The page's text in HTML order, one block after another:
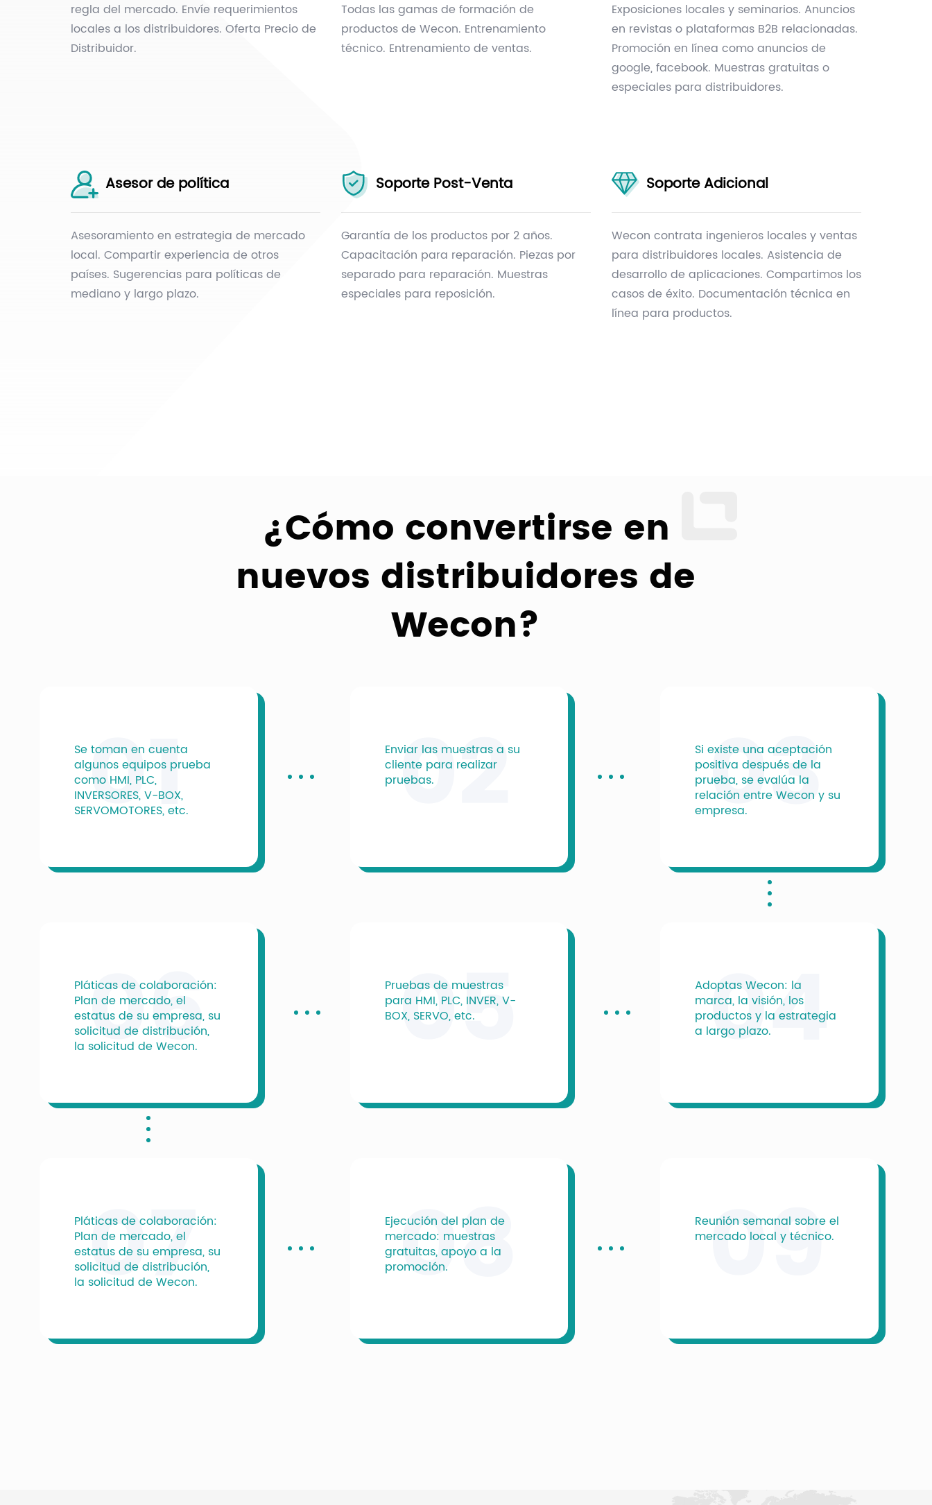
regla del mercado. Envíe requerimientos
locales a los distribuidores. Oferta Precio de
Distribuidor.
Todas las gamas de formación de
productos de Wecon. Entrenamiento
técnico. Entrenamiento de ventas.
Exposiciones locales y seminarios. Anuncios
en revistas o plataformas B2B relacionadas.
Promoción en línea como anuncios de
google, facebook. Muestras gratuitas o
especiales para distribuidores.
Asesor de política
Asesoramiento en estrategia de mercado
local. Compartir experiencia de otros
países. Sugerencias para políticas de
mediano y largo plazo.
Soporte Post-Venta
Garantía de los productos por 2 años.
Capacitación para reparación. Piezas por
separado para reparación. Muestras
especiales para reposición.
Soporte Adicional
Wecon contrata ingenieros locales y ventas
para distribuidores locales. Asistencia de
desarrollo de aplicaciones. Compartimos los
casos de éxito. Documentación técnica en
línea para productos.
¿Cómo convertirse en
nuevos distribuidores de
Wecon?
01
Se toman en cuenta
algunos equipos prueba
como HMI, PLC,
INVERSORES, V-BOX,
SERVOMOTORES, etc.
02
Enviar las muestras a su
cliente para realizar
pruebas.
03
Si existe una aceptación
positiva después de la
prueba, se evalúa la
relación entre Wecon y su
empresa.
06
Pláticas de colaboración:
Plan de mercado, el
estatus de su empresa, su
solicitud de distribución,
la solicitud de Wecon.
05
Pruebas de muestras
para HMI, PLC, INVER, V-
BOX, SERVO, etc.
04
Adoptas Wecon: la
marca, la visión, los
productos y la estrategia
a largo plazo.
07
Pláticas de colaboración:
Plan de mercado, el
estatus de su empresa, su
solicitud de distribución,
la solicitud de Wecon.
08
Ejecución del plan de
mercado: muestras
gratuitas, apoyo a la
promoción.
09
Reunión semanal sobre el
mercado local y técnico.